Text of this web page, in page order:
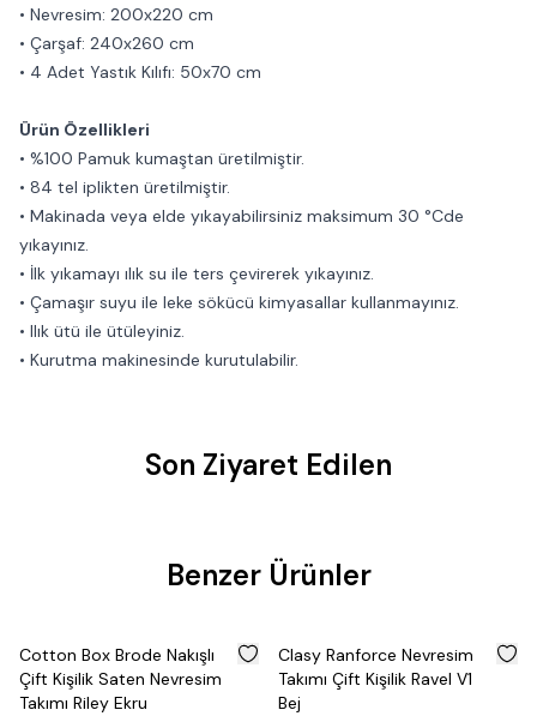
• Nevresim: 200x220 cm
• Çarşaf: 240x260 cm
• 4 Adet Yastık Kılıfı: 50x70 cm
Ürün Özellikleri
• %100 Pamuk kumaştan üretilmiştir.
• 84 tel iplikten üretilmiştir.
• Makinada veya elde yıkayabilirsiniz maksimum 30 °Cde
yıkayınız.
• İlk yıkamayı ılık su ile ters çevirerek yıkayınız.
• Çamaşır suyu ile leke sökücü kimyasallar kullanmayınız.
• Ilık ütü ile ütüleyiniz.
• Kurutma makinesinde kurutulabilir.
Son Ziyaret Edilen
Benzer Ürünler
% 50
Cotton Box Brode Nakışlı
Çift Kişilik Saten Nevresim
Takımı Riley Ekru
50
Clasy Ranforce Nevresim
Takımı Çift Kişilik Ravel V1
Bej